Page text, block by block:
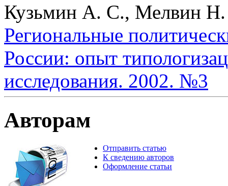
Кузьмин А. С., Мелвин
Региональные
России: опыт
исследования. 2002. №3
Авторам
Отправить статью
К сведению авторов
Оформление статьи